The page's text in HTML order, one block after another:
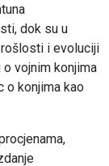
dok su u
i evoluciji
vojnim konjima
o konjima kao